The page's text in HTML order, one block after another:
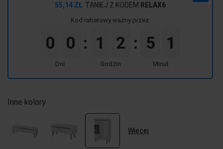
55,14 ZŁ TANIEJ Z KODEM RELAX6
Kod rabatowy ważny przez:
0 0
Dni
: 1 2
Godzin
: 5 1
Minut
Inne kolory
Więcej